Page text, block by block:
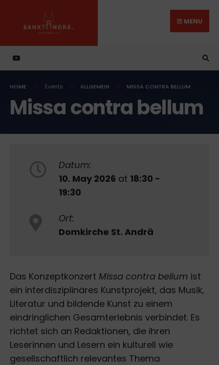
content
MENU
HOME Events ALLGEMEIN MISSA CONTRA BELLUM
Missa contra bellum
Datum:
10. May 2026 at 18:30 -
19:30
Ort:
Domkirche St. Andrä
Das Konzeptkonzert Missa contra bellum ist
ein interdisziplinäres Kunstprojekt, das Musik,
Literatur und bildende Kunst zu einem
eindringlichen Gesamterlebnis verbindet. Es
richtet sich an Redaktionen, die ihren
Leserinnen und Lesern ein kulturell wie
gesellschaftlich relevantes Thema